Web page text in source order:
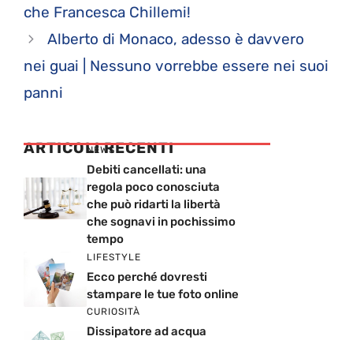
che Francesca Chillemi!
Alberto di Monaco, adesso è davvero
nei guai | Nessuno vorrebbe essere nei suoi
panni
ARTICOLI RECENTI
NEWS
Debiti cancellati: una
regola poco conosciuta
che può ridarti la libertà
che sognavi in pochissimo
tempo
LIFESTYLE
Ecco perché dovresti
stampare le tue foto online
CURIOSITÀ
Dissipatore ad acqua